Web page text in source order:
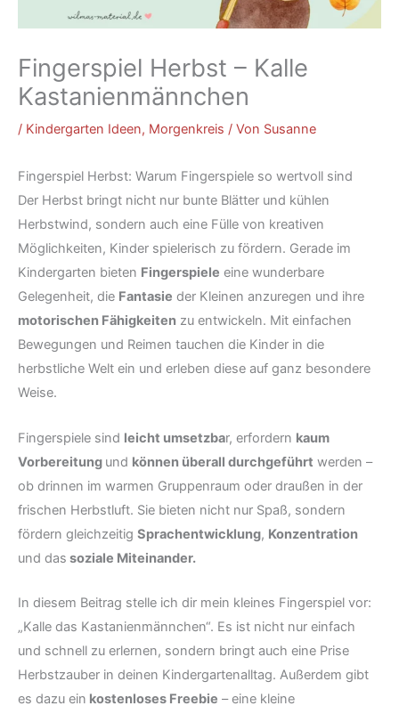
Fingerspiel Herbst – Kalle
Kastanienmännchen
/ Kindergarten Ideen, Morgenkreis / Von Susanne
Fingerspiel Herbst: Warum Fingerspiele so wertvoll sind
Der Herbst bringt nicht nur bunte Blätter und kühlen
Herbstwind, sondern auch eine Fülle von kreativen
Möglichkeiten, Kinder spielerisch zu fördern. Gerade im
Kindergarten bieten Fingerspiele eine wunderbare
Gelegenheit, die Fantasie der Kleinen anzuregen und ihre
motorischen Fähigkeiten zu entwickeln. Mit einfachen
Bewegungen und Reimen tauchen die Kinder in die
herbstliche Welt ein und erleben diese auf ganz besondere
Weise.
Fingerspiele sind leicht umsetzbar, erfordern kaum
Vorbereitung und können überall durchgeführt werden –
ob drinnen im warmen Gruppenraum oder draußen in der
frischen Herbstluft. Sie bieten nicht nur Spaß, sondern
fördern gleichzeitig Sprachentwicklung, Konzentration
und das soziale Miteinander.
In diesem Beitrag stelle ich dir mein kleines Fingerspiel vor:
„Kalle das Kastanienmännchen“. Es ist nicht nur einfach
und schnell zu erlernen, sondern bringt auch eine Prise
Herbstzauber in deinen Kindergartenalltag. Außerdem gibt
es dazu ein kostenloses Freebie – eine kleine